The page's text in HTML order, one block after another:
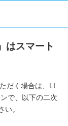
はスマート
だく場合は、LI
で、以下の二次
。